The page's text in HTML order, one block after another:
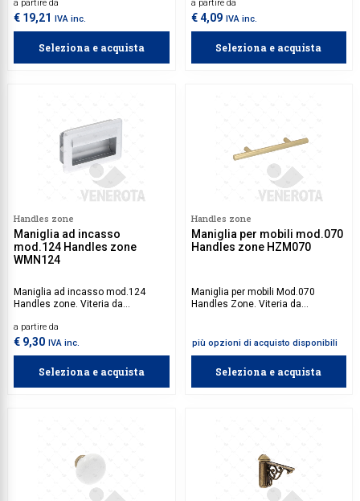
a partire da
€ 19,21 IVA inc.
Seleziona e acquista
a partire da
€ 4,09 IVA inc.
Seleziona e acquista
Handles zone
Maniglia ad incasso
mod.124 Handles zone
WMN124
Maniglia ad incasso mod.124
Handles zone. Viteria da
a partire da
€ 9,30 IVA inc.
Seleziona e acquista
Handles zone
Maniglia per mobili mod.070
Handles zone HZM070
Maniglia per mobili Mod.070
Handles Zone. Viteria da
più opzioni di acquisto disponibili
Seleziona e acquista